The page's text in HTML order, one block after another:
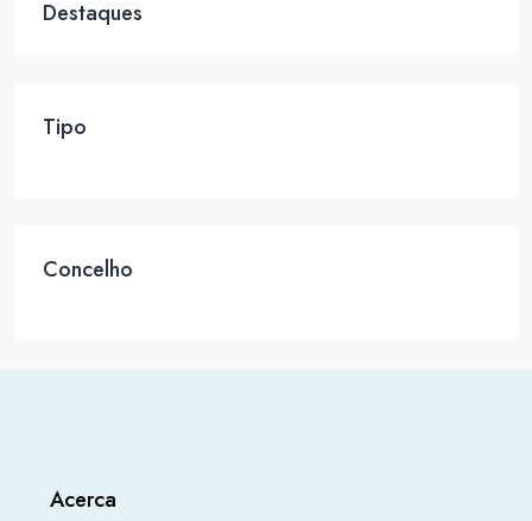
Destaques
Tipo
Concelho
Acerca